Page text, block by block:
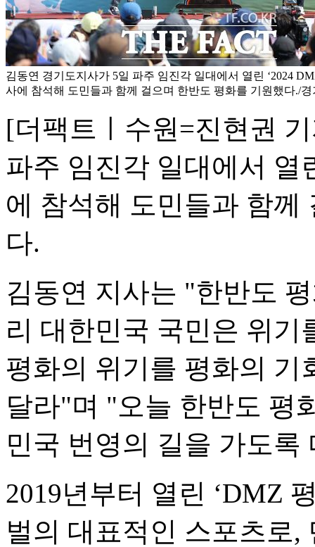
김동연 경기도지사가 5일 파주 임진각 일대에서 열린 ‘2024
사에 참석해 도민들과 함께 걸으며 한반도 평화를 기원했다./경
[더팩트ㅣ수원=진현권
파주 임진각 일대에서 열
에 참석해 도민들과 함께
다.
김동연 지사는 "한반도
리 대한민국 국민은 위
평화의 위기를 평화의 기
달라"며 "오늘 한반도 평
민국 번영의 길을 가도록
2019년부터 열린 ‘DMZ
벌의 대표적인 스포츠로